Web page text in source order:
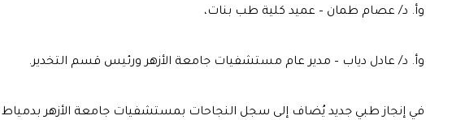
وأ. د/ عصام طمان – عميد كلية طب بنات،
وأ. د/ عادل دياب – مدير عام مستشفيات جامعة الأزهر ورئيس قسم التخدير.
في إنجاز طبي جديد يُضاف إلى سجل النجاحات بمستشفيات جامعة الأزهر بدمياط